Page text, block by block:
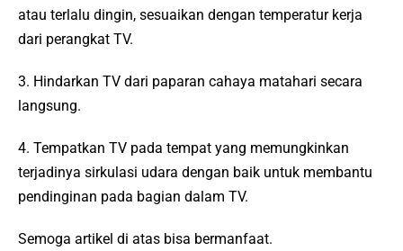
atau terlalu dingin, sesuaikan dengan temperatur kerja
dari perangkat TV.
3. Hindarkan TV dari paparan cahaya matahari secara
langsung.
4. Tempatkan TV pada tempat yang memungkinkan
terjadinya sirkulasi udara dengan baik untuk membantu
pendinginan pada bagian dalam TV.
Semoga artikel di atas bisa bermanfaat.